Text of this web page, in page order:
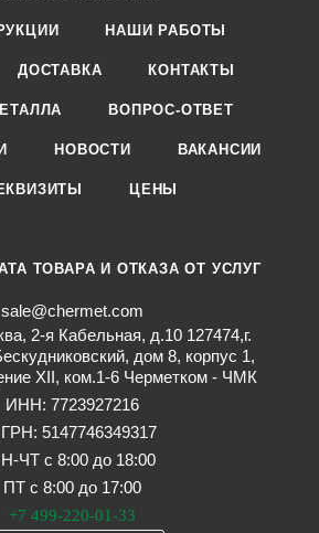
НАШИ РАБОТЫ
ДОСТАВКА КОНТАКТЫ
ВОПРОС-ОТВЕТ
НОВОСТИ ВАКАНСИИ
ЦЕНЫ
ТОВАРА И ОТКАЗА ОТ УСЛУГ
sale@chermet.com
2-я Кабельная, д.10 127474,г.
дом 8, корпус 1,
XII, ком.1-6 Черметком - ЧМК
ИНН: 7723927216
5147746349317
ЧТ с 8:00 до 18:00
ПТ с 8:00 до 17:00
+7 499-220-01-33